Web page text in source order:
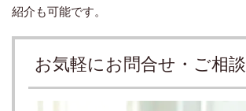
紹介も可能です。
お気軽にお問合せ・ご相